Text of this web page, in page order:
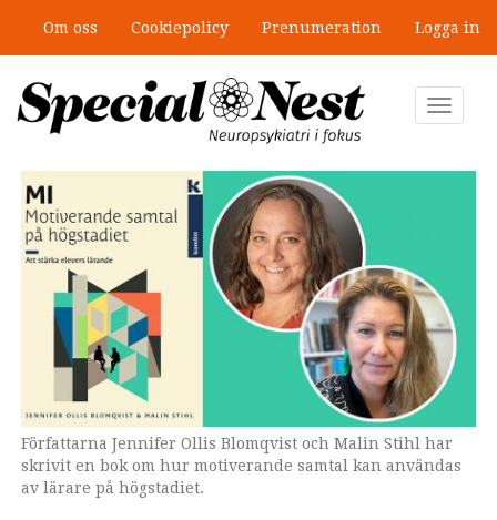
huvudinnehåll
Om oss Cookiepolicy Prenumeration Logga in
Toggle
Författarna Jennifer Ollis Blomqvist och Malin Stihl har
skrivit en bok om hur motiverande samtal kan användas
av lärare på högstadiet.
”Jobbet gick bra – just därför togs
stödet bort”